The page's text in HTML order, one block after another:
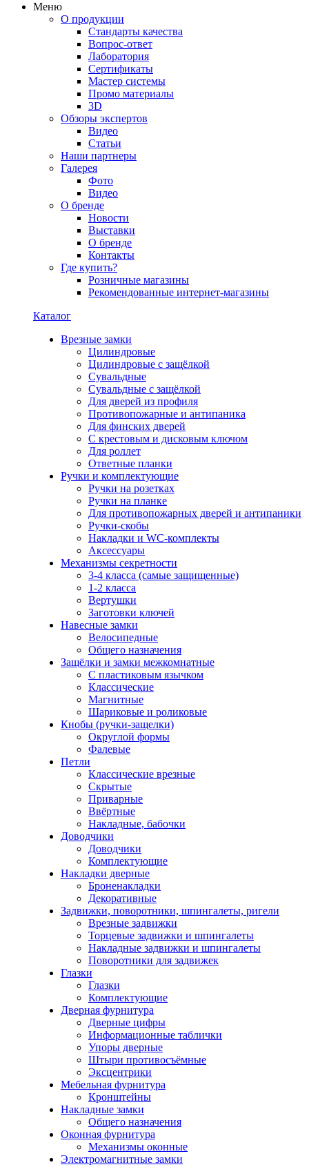
Меню
О продукции
Стандарты качества
Вопрос-ответ
Лаборатория
Сертификаты
Мастер системы
Промо материалы
3D
Обзоры экспертов
Видео
Статьи
Наши партнеры
Галерея
Фото
Видео
О бренде
Новости
Выставки
О бренде
Контакты
Где купить?
Розничные магазины
Рекомендованные интернет-магазины
Каталог
Врезные замки
Цилиндровые
Цилиндровые с защёлкой
Сувальдные
Сувальдные с защёлкой
Для дверей из профиля
Противопожарные и антипаника
Для финских дверей
С крестовым и дисковым ключом
Для роллет
Ответные планки
Ручки и комплектующие
Ручки на розетках
Ручки на планке
Для противопожарных дверей и антипаники
Ручки-скобы
Накладки и WC-комплекты
Аксессуары
Механизмы секретности
3-4 класса (самые защищенные)
1-2 класса
Вертушки
Заготовки ключей
Навесные замки
Велосипедные
Общего назначения
Защёлки и замки межкомнатные
С пластиковым язычком
Классические
Магнитные
Шариковые и роликовые
Кнобы (ручки-защелки)
Округлой формы
Фалевые
Петли
Классические врезные
Скрытые
Приварные
Ввёртные
Накладные, бабочки
Доводчики
Доводчики
Комплектующие
Накладки дверные
Броненакладки
Декоративные
Задвижки, поворотники, шпингалеты, ригели
Врезные задвижки
Торцевые задвижки и шпингалеты
Накладные задвижки и шпингалеты
Поворотники для задвижек
Глазки
Глазки
Комплектующие
Дверная фурнитура
Дверные цифры
Информационные таблички
Упоры дверные
Штыри противосъёмные
Эксцентрики
Мебельная фурнитура
Кронштейны
Накладные замки
Общего назначения
Оконная фурнитура
Механизмы оконные
Электромагнитные замки